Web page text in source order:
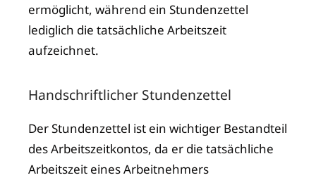
ermöglicht, während ein Stundenzettel
lediglich die tatsächliche Arbeitszeit
aufzeichnet.
Handschriftlicher Stundenzettel
Der Stundenzettel ist ein wichtiger Bestandteil
des Arbeitszeitkontos, da er die tatsächliche
Arbeitszeit eines Arbeitnehmers